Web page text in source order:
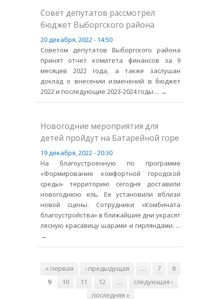
Совет депутатов рассмотрел
бюджет Выборгского района
20 декабря, 2022 - 14:50
Советом депутатов Выборгского района
принят отчет комитета финансов за 9
месяцев 2022 года, а также заслушан
доклад о внесении изменений в бюджет
2022 и последующие 2023-2024 годы.... →
Новогодние мероприятия для
детей пройдут на Батарейной горе
19 декабря, 2022 - 20:30
На благоустроенную по программе
«Формирование комфортной городской
среды» территорию сегодня доставили
новогоднюю ель. Ее установили вблизи
новой сцены. Сотрудники «Комбината
благоустройства» в ближайшие дни украсят
лесную красавицу шарами и гирляндами. ...
→
Страницы
« первая ‹ предыдущая … 7
8
9
10 11 12 …
следующая ›
последняя »